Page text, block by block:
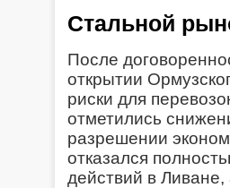
Стальной
После
открытии
риски для
отметились
разрешении
отказался
действий в